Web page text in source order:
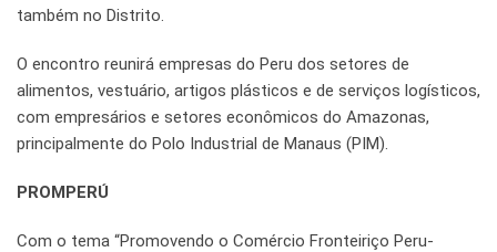
também no Distrito.
O encontro reunirá empresas do Peru dos setores de
alimentos, vestuário, artigos plásticos e de serviços logísticos,
com empresários e setores econômicos do Amazonas,
principalmente do Polo Industrial de Manaus (PIM).
PROMPERÚ
Com o tema “Promovendo o Comércio Fronteiriço Peru-